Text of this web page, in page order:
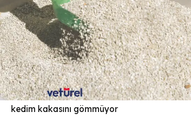
kedim kakasını gömmüyor